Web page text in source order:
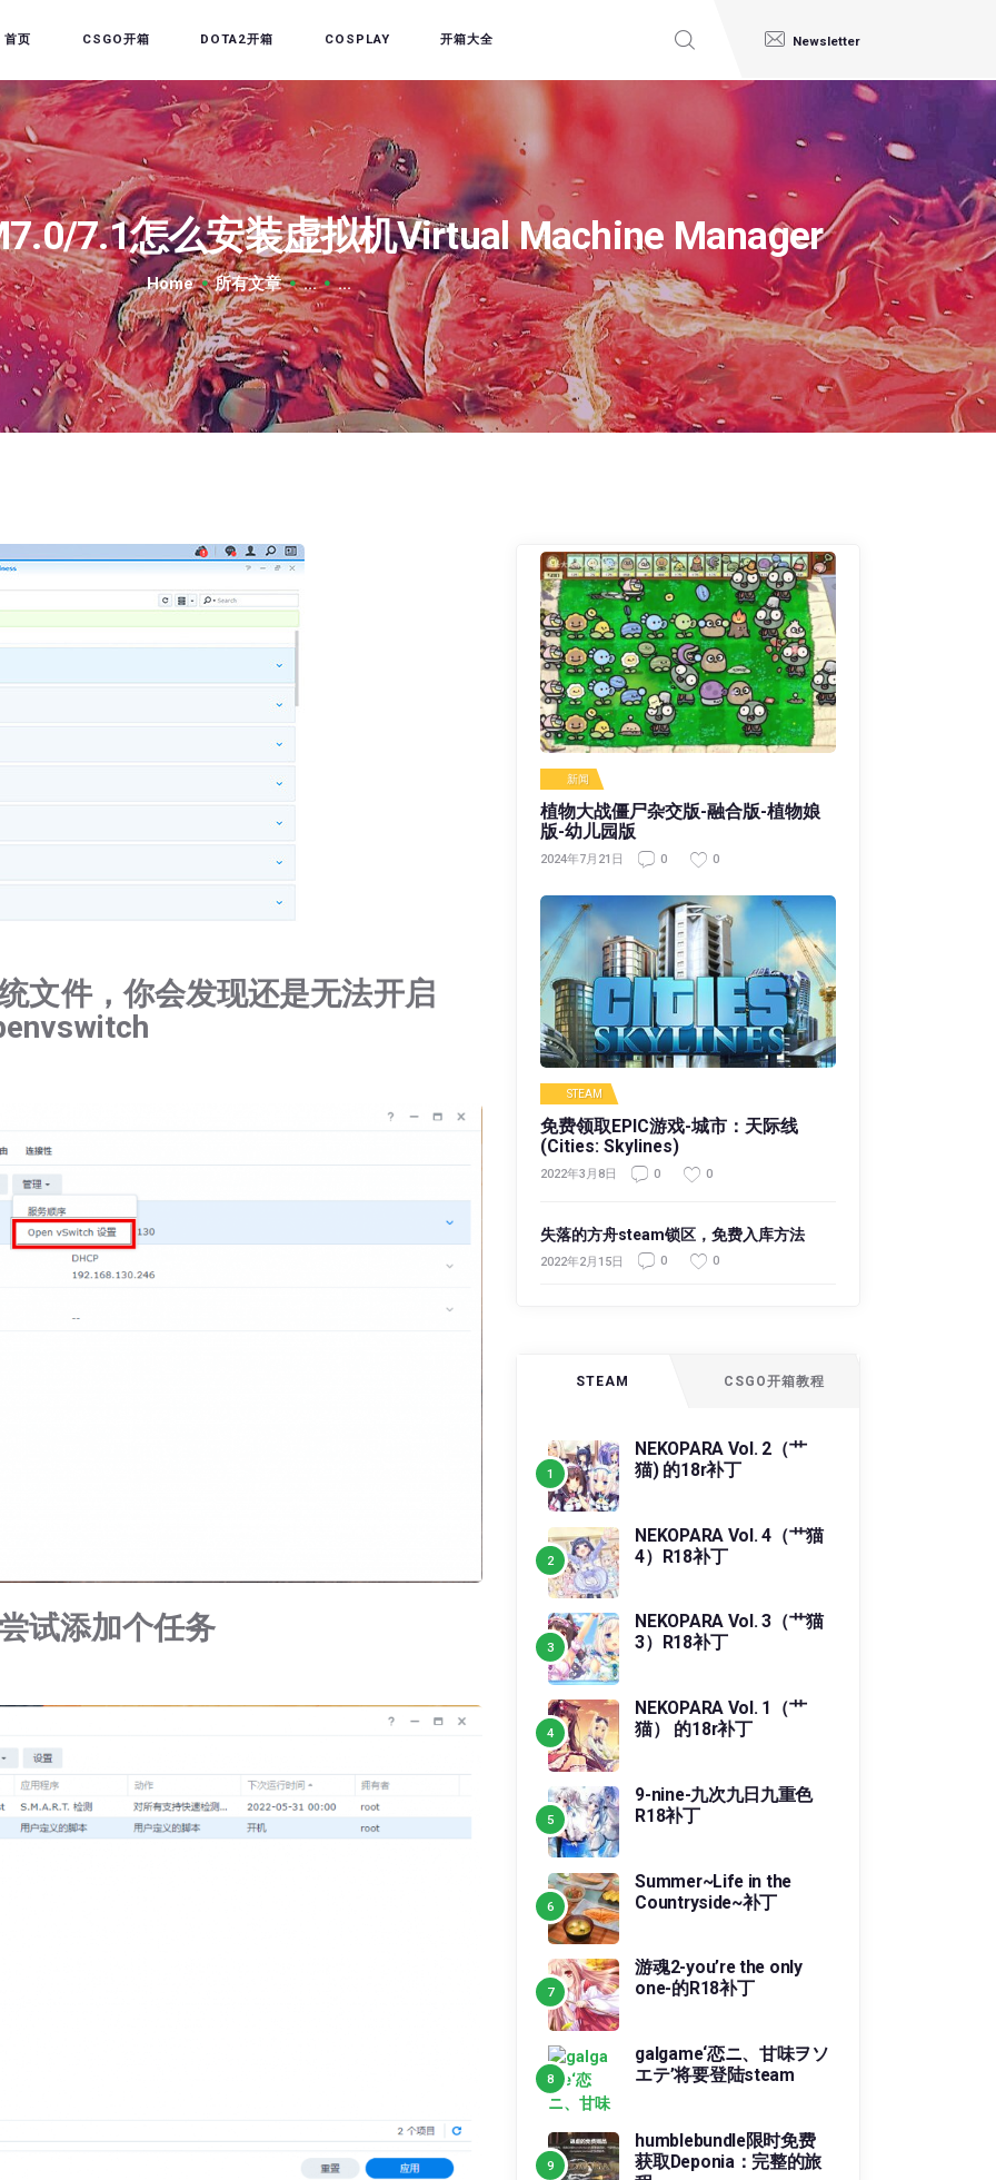
首页 CSGO开箱 DOTA2开箱 COSPLAY 开箱大全 Newsletter
7.1怎么安装虚拟机Virtual Machine Manager
Home 所有文章 ... ...
CSGO开箱
DOTA2开箱
开箱教程
CSGO/DOTA2/绝地求生
第三方开箱
COSPLAY
CSGO音乐盒
CSGO手套
文件，你会发现还是无法开启
试添加个任务
新闻
植物大战僵尸杂交版-融合版-植物娘
版-幼儿园版
2024年7月21日 0 0
STEAM
免费领取EPIC游戏-城市：天际线
(Cities: Skylines)
2022年3月8日 0 0
失落的方舟steam锁区，免费入库方法
2022年2月15日 0 0
STEAM CSGO开箱教程
NEKOPARA Vol. 2（艹
猫) 的18r补丁
NEKOPARA Vol. 4（艹猫
4）R18补丁
NEKOPARA Vol. 3（艹猫
3）R18补丁
NEKOPARA Vol. 1（艹
猫） 的18r补丁
9-nine-九次九日九重色
R18补丁
Summer~Life in the
Countryside~补丁
游魂2-you’re the only
one-的R18补丁
galgame‘恋ニ、甘味ヲソ
エテ’将要登陆steam
humblebundle限时免费
获取Deponia：完整的旅